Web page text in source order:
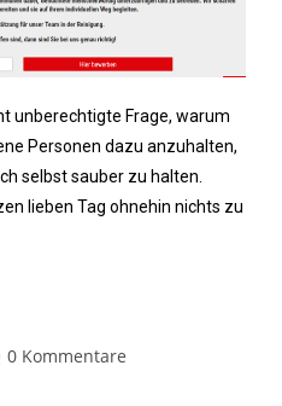
unberechtigte Frage, warum
Personen dazu anzuhalten,
selbst sauber zu halten.
lieben Tag ohnehin nichts zu
0 Kommentare